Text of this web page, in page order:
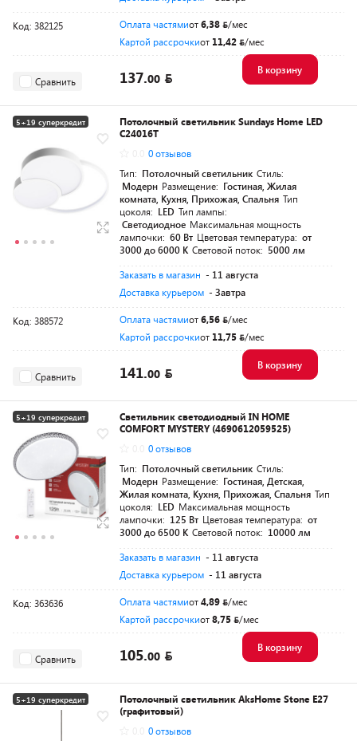
Код: 382125 Оплата частямиот6,38
/мес
Картой рассрочкиот 11,42 /мес
Сравнить 137.00
В корзину
5+19 суперкредит
Потолочный светильник Sundays Home LED
C24016T
0 отзывов
Тип: Потолочный светильник Стиль:
Модерн Размещение: Гостиная, Жилая
комната, Кухня, Прихожая, Спальня Тип
цоколя: LED Тип лампы:
Светодиодное Максимальная мощность
лампочки: 60 Вт Цветовая температура: от
3000 до 6000 K Световой поток: 5000 лм
Заказать в магазин - 11 августа
Доставка курьером - Завтра
Код: 388572 Оплата частямиот6,56
/мес
Картой рассрочкиот 11,75 /мес
Сравнить 141.00
В корзину
5+19 суперкредит
Разумная цена
Светильник светодиодный IN HOME
COMFORT MYSTERY (4690612059525)
0 отзывов
Тип: Потолочный светильник Стиль:
Модерн Размещение: Гостиная, Детская,
Жилая комната, Кухня, Прихожая, Спальня Тип
цоколя: LED Максимальная мощность
лампочки: 125 Вт Цветовая температура: от
3000 до 6500 K Световой поток: 10000 лм
Заказать в магазин - 11 августа
Доставка курьером - 11 августа
Код: 363636 Оплата частямиот4,89
/мес
Картой рассрочкиот8,75 /мес
Сравнить 105.00
В корзину
5+19 суперкредит
Потолочный светильник AksHome Stone E27
(графитовый)
0 отзывов